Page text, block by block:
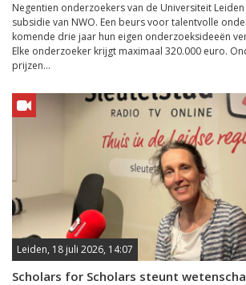
Negentien onderzoekers van de Universiteit
subsidie van NWO. Een beurs voor talentvolle
komende drie jaar hun eigen onderzoeksideeën
Elke onderzoeker krijgt maximaal 320.000 euro.
prijzen...
Leiden, 18 juli 2026, 14:07
Scholars for Scholars steunt